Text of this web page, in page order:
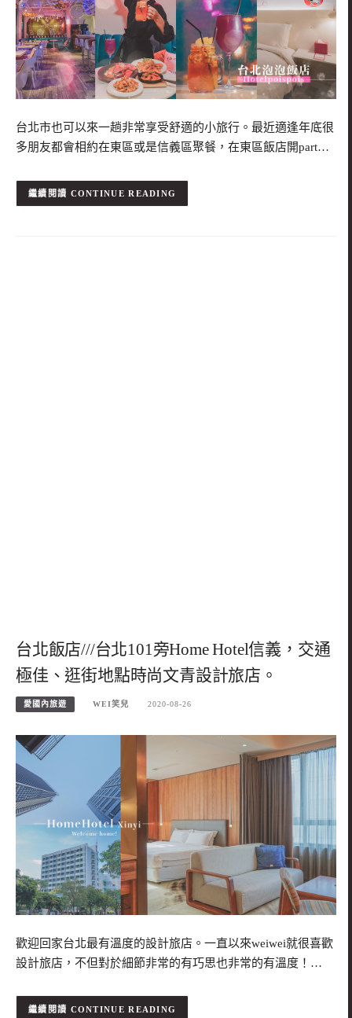
台北市也可以來一趟非常享受舒適的小旅行。最近適逢年底很
多朋友都會相約在東區或是信義區聚餐，在東區飯店開part…
CONTINUE READING
台北飯店///台北101旁Home Hotel信義，交通
極佳、逛街地點時尚文青設計旅店。
愛國內旅遊 WEI笑兒 2020-08-26
歡迎回家台北最有溫度的設計旅店。一直以來weiwei就很喜歡
設計旅店，不但對於細節非常的有巧思也非常的有溫度！…
CONTINUE READING